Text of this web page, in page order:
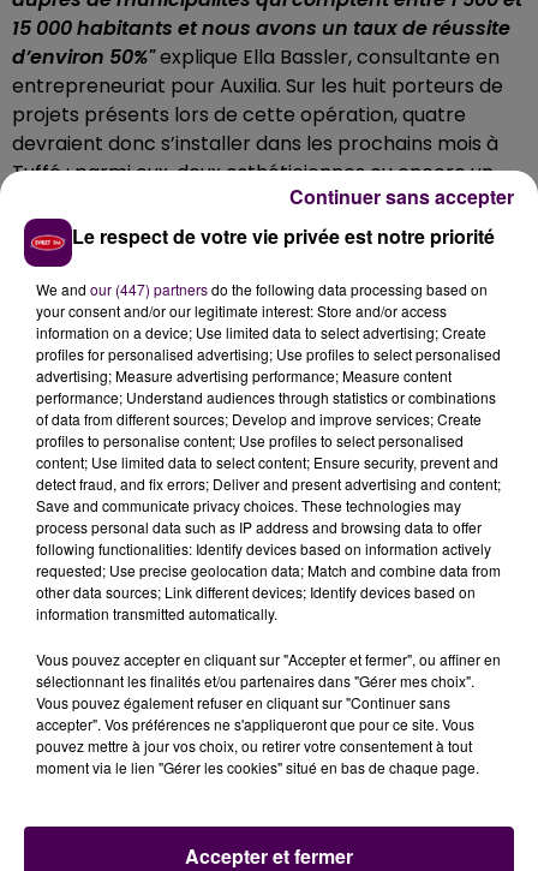
15 000 habitants et nous avons un taux de réussite
d’environ 50%"explique Ella Bassler, consultante en
entrepreneuriat pour Auxilia. Sur les huit porteurs de
projets présents lors de cette opération, quatre
devraient donc s’installer dans les prochains mois à
Tuffé : parmi eux, deux esthéticiennes ou encore un
Le respect de votre vie privée est notre priorité
We and our (447) partnersdo the following data processing based on
your consent and/or our legitimate interest: Store and/or access
information on a device; Use limited data to select advertising; Create
profiles for personalised advertising; Use profiles to select personalised
advertising; Measure advertising performance; Measure content
performance; Understand audiences through statistics or combinations
of data from different sources; Develop and improve services; Create
profiles to personalise content; Use profiles to select personalised
content; Use limited data to select content; Ensure security, prevent and
detect fraud, and fix errors; Deliver and present advertising and content;
Save and communicate privacy choices. These technologies may
process personal data such as IP address and browsing data to offer
following functionalities: Identify devices based on information actively
requested; Use precise geolocation data; Match and combine data from
other data sources; Link different devices; Identify devices based on
information transmitted automatically.
Vous pouvez accepter en cliquant sur "Accepter et fermer", ou affiner en
sélectionnant les finalités et/ou partenaires dans "Gérer mes choix".
Vous pouvez également refuser en cliquant sur "Continuer sans
accepter". Vos préférences ne s'appliqueront que pour ce site. Vous
pouvez mettre à jour vos choix, ou retirer votre consentement à tout
moment via le lien "Gérer les cookies" situé en bas de chaque page.
Accepter et fermer
Continuer sans accepter